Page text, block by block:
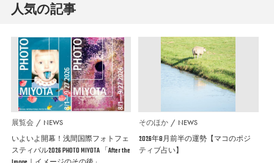
人気の記事
展覧会 NEWS
いよいよ開幕！浅間国際フォトフェ
スティバル2026 PHOTO MIYOTA 「After the
そのほか NEWS
2026年8月前半の運勢【マコのポジ
ティブ占い】